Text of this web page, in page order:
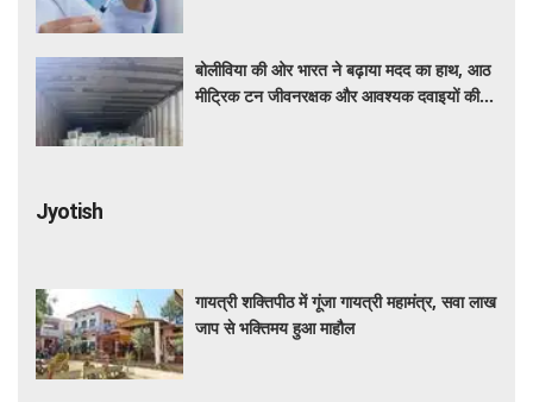
बोलीविया की ओर भारत ने बढ़ाया मदद का हाथ, आठ
मीट्रिक टन जीवनरक्षक और आवश्यक दवाइयों की
Jyotish
गायत्री शक्तिपीठ में गूंजा गायत्री महामंत्र, सवा लाख
जाप से भक्तिमय हुआ माहौल